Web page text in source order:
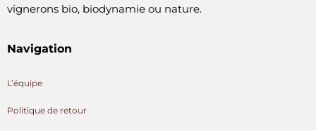
vignerons bio, biodynamie ou nature.
Navigation
L’équipe
Politique de retour